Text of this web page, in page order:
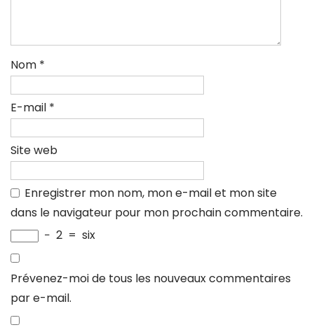
Nom *
E-mail *
Site web
Enregistrer mon nom, mon e-mail et mon site
dans le navigateur pour mon prochain commentaire.
− 2 = six
Prévenez-moi de tous les nouveaux commentaires
par e-mail.